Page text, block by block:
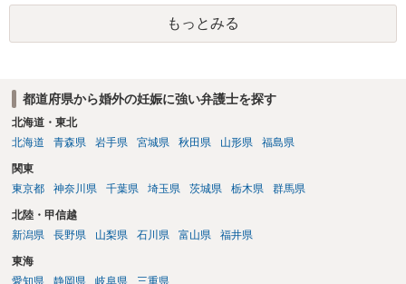
れ以上の要求を回避するためには、合意内容を書面しておくことで
す。 特に重要な点としては、合意事項以外には貸し借りが無いことを
確認する条項（清算条項）をきちんと盛り込んでおくことです。 お金
もっとみる
都道府県から婚外の妊娠に強い弁護士を探す
北海道・東北
北海道
青森県 岩手県 宮城県 秋田県 山形県 福島県
関東
東京都
神奈川県 千葉県 埼玉県 茨城県 栃木県 群馬県
北陸・甲信越
新潟県
長野県 山梨県 石川県 富山県 福井県
東海